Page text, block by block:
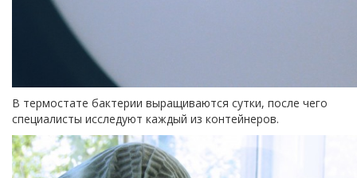
В термостате бактерии выращиваются сутки, после чего
специалисты исследуют каждый из контейнеров.